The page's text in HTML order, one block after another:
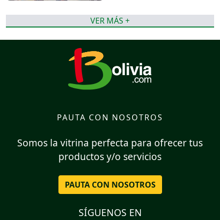
VER MÁS +
PAUTA CON NOSOTROS
Somos la vitrina perfecta para ofrecer tus
productos y/o servicios
PAUTA CON NOSOTROS
SÍGUENOS EN